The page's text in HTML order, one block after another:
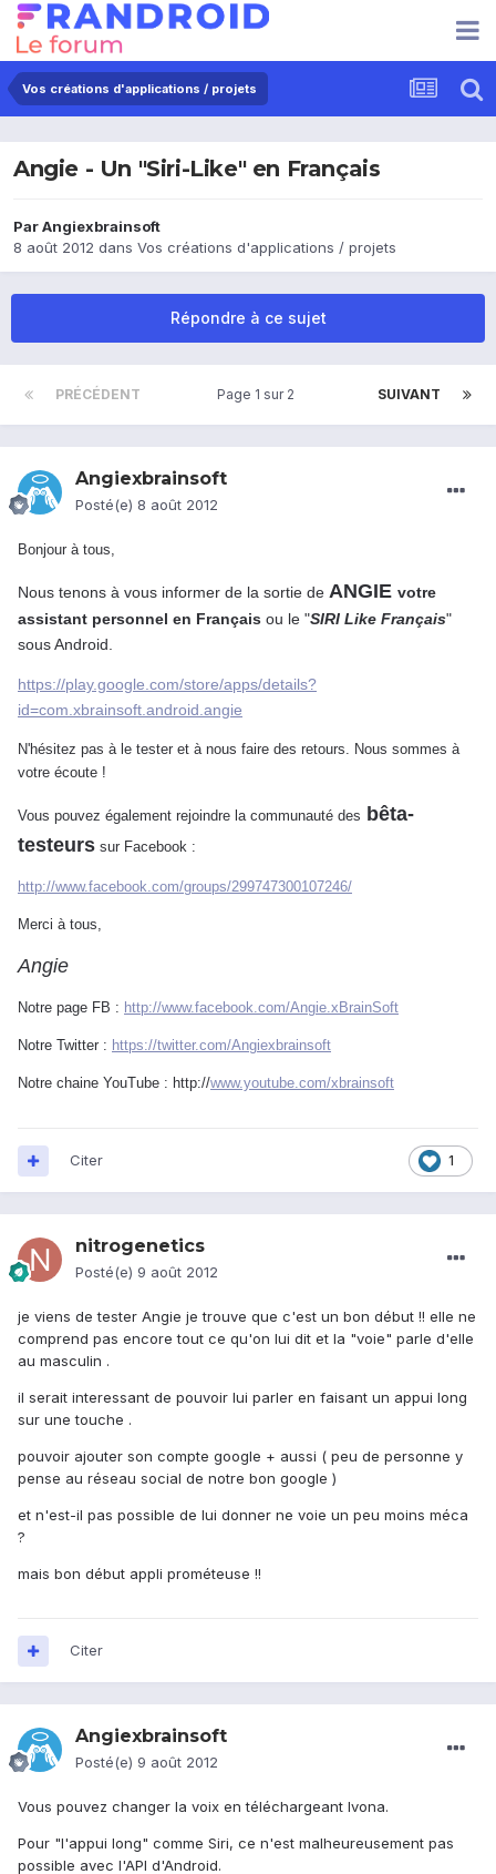
Vos créations d'applications / projets
Angie - Un "Siri-Like" en Français
ParAngiexbrainsoft
8 août 2012 dans Vos créations d'applications / projets
Répondre à ce sujet
PRÉCÉDENT SUIVANT
Page 1 sur 2
Angiexbrainsoft
Posté(e) 8 août 2012
Bonjour à tous,
Nous tenons à vous informer de la sortie de ANGIE votre
assistant personnel en Français ou le "SIRI Like Français"
sous Android.
https://play.google.com/store/apps/details?
id=com.xbrainsoft.android.angie
N'hésitez pas à le tester et à nous faire des retours. Nous sommes à
votre écoute !
Vous pouvez également rejoindre la communauté des bêta-
testeurs sur Facebook :
http://www.facebook.com/groups/299747300107246/
Merci à tous,
Angie
Notre page FB : http://www.facebook.com/Angie.xBrainSoft
Notre Twitter : https://twitter.com/Angiexbrainsoft
Notre chaine YouTube : http://www.youtube.com/xbrainsoft
1
Citer
nitrogenetics
Posté(e) 9 août 2012
je viens de tester Angie je trouve que c'est un bon début !! elle ne
comprend pas encore tout ce qu'on lui dit et la "voie" parle d'elle
au masculin .
il serait interessant de pouvoir lui parler en faisant un appui long
sur une touche .
pouvoir ajouter son compte google + aussi ( peu de personne y
pense au réseau social de notre bon google )
et n'est-il pas possible de lui donner ne voie un peu moins méca
?
mais bon début appli prométeuse !!
Citer
Angiexbrainsoft
Posté(e) 9 août 2012
Vous pouvez changer la voix en téléchargeant Ivona.
Pour "l'appui long" comme Siri, ce n'est malheureusement pas
possible avec l'API d'Android.